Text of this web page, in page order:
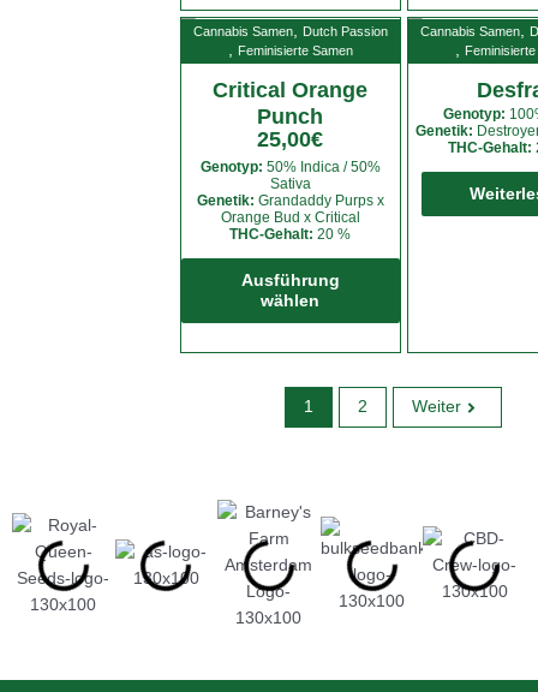
Varianten
können
werden
Cannabis Samen, Dutch Passion
Feminisierte Samen
Critical Orange
Punch
25,00€
Genotyp: 50% Indica / 50%
Sativa
Genetik: Grandaddy Purps x
Orange Bud x Critical
THC-Gehalt: 20 %
Ausführung
wählen
auf.
Die
Produktseite
gewählt
werden
Cannabis Samen,
Genotyp:
Genetik:
THC-Gehalt:
1 2 Weiter